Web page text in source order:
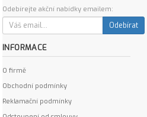
Odebírejte akční nabídky emailem:
Odebírat
INFORMACE
O firmě
Obchodní podmínky
Reklamační podmínky